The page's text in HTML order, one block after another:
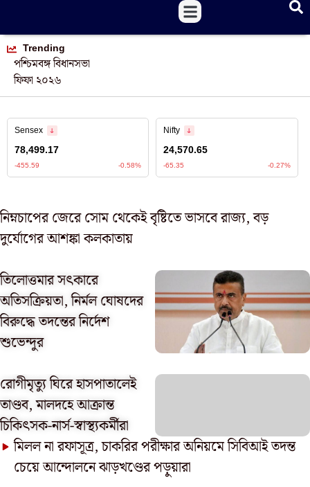
Trending
পশ্চিমবঙ্গ বিধানসভা
ফিফা ২০২৬
নিম্নচাপের জেরে সোম থেকেই বৃষ্টিতে ভাসবে রাজ্য, বড়
দুর্যোগের আশঙ্কা কলকাতায়
তিলোত্তমার সৎকারে
অতিসক্রিয়তা, নির্মল ঘোষদের
বিরুদ্ধে তদন্তের নির্দেশ
শুভেন্দুর
রোগীমৃত্যু ঘিরে হাসপাতালেই
তাণ্ডব, মালদহে আক্রান্ত
চিকিৎসক-নার্স-স্বাস্থ্যকর্মীরা
মিলল না রফাসূত্র, চাকরির পরীক্ষার অনিয়মে সিবিআই তদন্ত
চেয়ে আন্দোলনে ঝাড়খণ্ডের পড়ুয়ারা